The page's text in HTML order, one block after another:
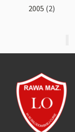
2005 (2)